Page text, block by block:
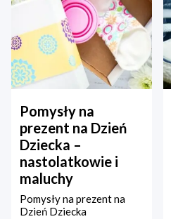
Pomysły na
prezent na Dzień
Dziecka –
nastolatkowie i
maluchy
Pomysły na prezent na
Dzień Dziecka